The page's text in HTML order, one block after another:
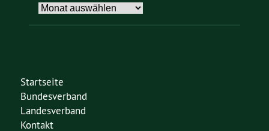
Alle
Startseite
Bundesverband
Landesverband
Kontakt